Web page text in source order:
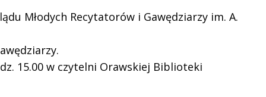
Młodych Recytatorów i Gawędziarzy im. A.
15.00 w czytelni Orawskiej Biblioteki